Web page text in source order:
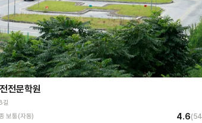
전문학원
길
보통(자동) 4.6(